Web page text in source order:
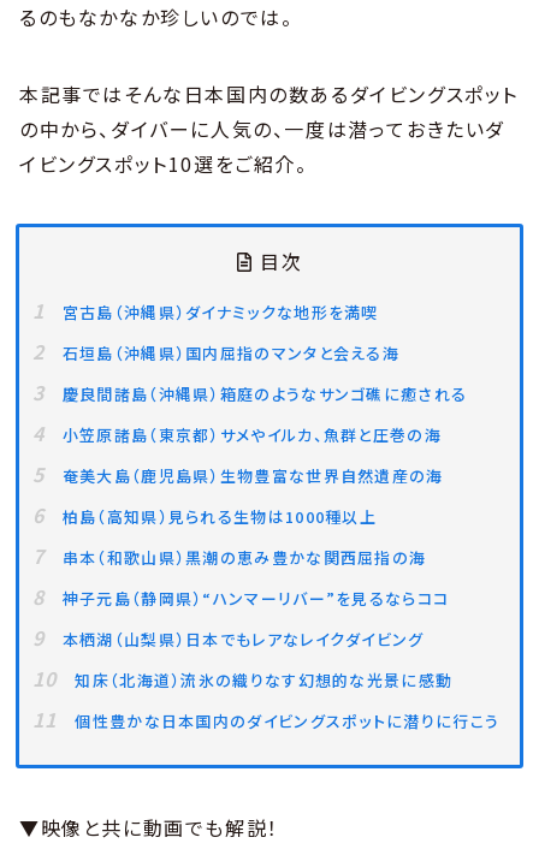
るのもなかなか珍しいのでは。
本記事ではそんな日本国内の数あるダイビングスポット
の中から、ダイバーに人気の、一度は潜っておきたいダ
イビングスポット10選をご紹介。
目次
宮古島（沖縄県）ダイナミックな地形を満喫
石垣島（沖縄県）国内屈指のマンタと会える海
慶良間諸島（沖縄県）箱庭のようなサンゴ礁に癒される
小笠原諸島（東京都）サメやイルカ、魚群と圧巻の海
奄美大島（鹿児島県）生物豊富な世界自然遺産の海
柏島（高知県）見られる生物は1000種以上
串本（和歌山県）黒潮の恵み豊かな関西屈指の海
神子元島（静岡県）“ハンマーリバー”を見るならココ
本栖湖（山梨県）日本でもレアなレイクダイビング
知床（北海道）流氷の織りなす幻想的な光景に感動
個性豊かな日本国内のダイビングスポットに潜りに行こう
▼映像と共に動画でも解説！